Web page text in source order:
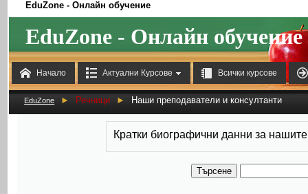
 Начало  Актуални Курсове  Всички курсове 
EduZone - Онлайн обучение
EduZone - Онлайн обучение
EduZone ► Речници ► Наши преподаватели и консултанти
Кратки биографични данни за